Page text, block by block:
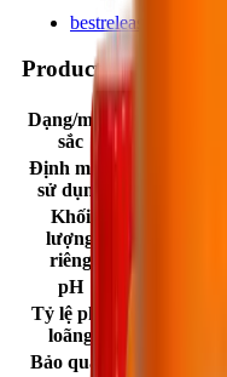
bestrelease-
Product data
Dạng/màu
sắc
Dung dịch
Định mức
sử dụng
• Đối với
Khối
lượng
riêng
pH
7÷8
Tỷ lệ pha
loãng
Bảo quản